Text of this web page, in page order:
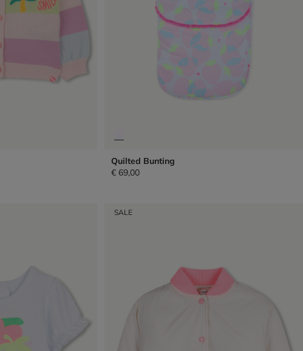
Quilted Bunting
€ 69,00
SALE